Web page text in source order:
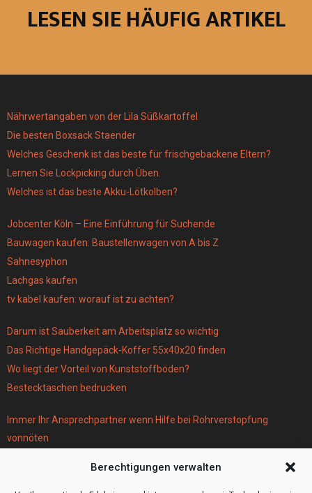
Berechtigungen verwalten
LESEN SIE HÄUFIG ARTIKEL
Nährwertangaben von der Lila Süßkartoffel
Die besten Boxsack Staender
Welches Geschenk ist das beste für frischgebackene Eltern?
Lernen Sie Lockpicking durch Üben.
Welches ist das beste Akku-Lötkolben?
Jobcenter Köln – Eine Einführung für Suchende
Bauwagen kaufen: Baustellenwagen von A bis Z
Sahnesyphon
Lachgas kaufen
tv kabel kaufen: worauf ist zu achten?
Darum ist Sauberkeit am Arbeitsplatz so wichtig
Das Richtige Handgepäck-Koffer 55x40x20 finden
Wo liegt der Vorteil von Kunststoffböden?
Bestecktaschen bedrucken
Immer Ihr Ansprechpartner wenn Hilfe bei Rohrverstopfung
vonnöten